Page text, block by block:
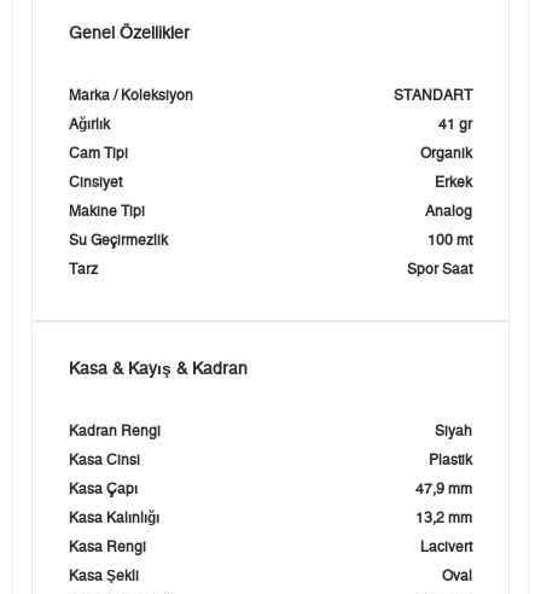
Genel Özellikler
Marka / Koleksiyon
STANDART
Ağırlık
41 gr
Cam Tipi
Organik
Cinsiyet
Erkek
Makine Tipi
Analog
Su Geçirmezlik
100 mt
Tarz
Spor Saat
Kasa & Kayış & Kadran
Kadran Rengi
Siyah
Kasa Cinsi
Plastik
Kasa Çapı
47,9 mm
Kasa Kalınlığı
13,2 mm
Kasa Rengi
Lacivert
Kasa Şekli
Oval